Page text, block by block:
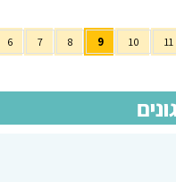
6 7 8 9 10 11